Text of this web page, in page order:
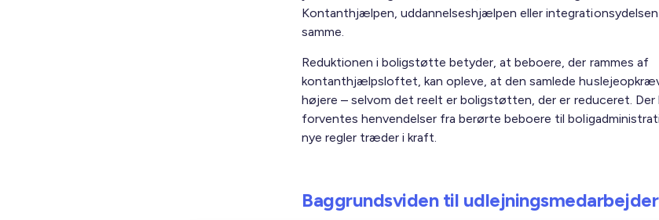
Kontanthjælpen, uddannelseshjælpen eller
samme.
Reduktionen i boligstøtte betyder, at beboere, der rammes af
kontanthjælpsloftet, kan opleve, at den samlede
højere – selvom det reelt er boligstøtten, der er reduceret. Der
forventes henvendelser fra berørte beboere til
nye regler træder i kraft.
Baggrundsviden til